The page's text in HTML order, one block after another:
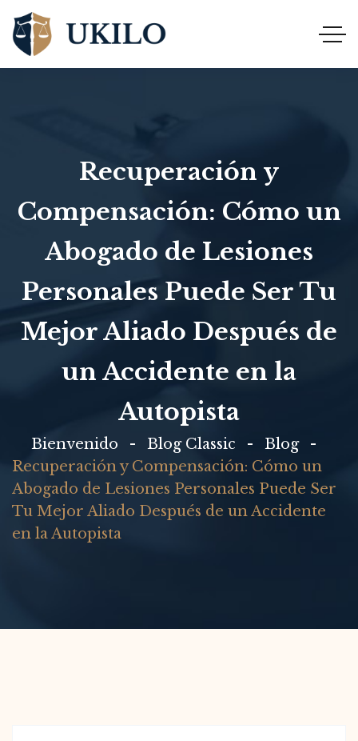
Recuperación y
Compensación: Cómo un
Abogado de Lesiones
Personales Puede Ser Tu
Mejor Aliado Después de
un Accidente en la
Autopista
Bienvenido Blog Classic
Blog
Recuperación y Compensación: Cómo un
Abogado de Lesiones Personales Puede Ser
Tu Mejor Aliado Después de un Accidente
en la Autopista